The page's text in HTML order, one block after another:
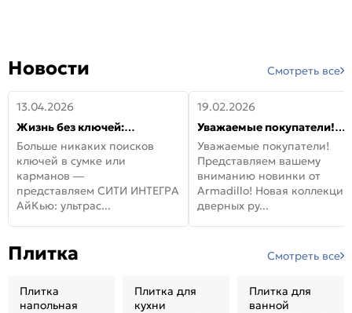
Новости Смотреть все
13.04.2026
Жизнь без ключей:
встречайте новую дверь
СИТИ ИНТЕГРА АйКью!
Больше никаких поисков
ключей в сумке или
карманов —
представляем СИТИ ИНТЕГРА
АйКью: ультрас...
19.02.2026
Уважаемые покупатели!
Представляем вашему
вниманию новинки от
Armadillo!
Уважаемые покупатели!
Представляем вашему
вниманию новинки от
Armadillo! Новая коллекция
дверных ру...
Плитка Смотреть все
Плитка
напольная
Плитка для
кухни
Плитка для
ванной